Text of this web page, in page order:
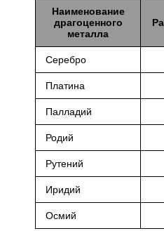
Наименование
драгоценного
металла
Серебро
Платина
Палладий
Родий
Рутений
Иридий
Осмий